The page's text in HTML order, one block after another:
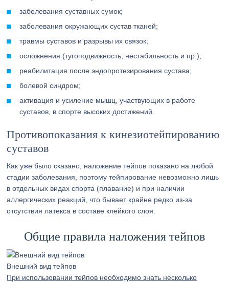
заболевания суставных сумок;
заболевания окружающих сустав тканей;
травмы суставов и разрывы их связок;
осложнения (тугоподвижность, нестабильность и пр.);
реабилитация после эндопротезирования сустава;
болевой синдром;
активация и усиление мышц, участвующих в работе
суставов, в спорте высоких достижений.
Противопоказания к кинезиотейпированию
суставов
Как уже было сказано, наложение тейпов показано на любой
стадии заболевания, поэтому тейпирование невозможно лишь
в отдельных видах спорта (плавание) и при наличии
аллергических реакций, что бывает крайне редко из-за
отсутствия латекса в составе клейкого слоя.
Общие правила наложения тейпов
Внешний вид тейпов
При использовании тейпов необходимо знать несколько